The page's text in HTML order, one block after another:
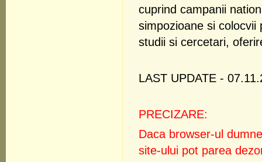
cuprind campanii
simpozioane si colocvii
studii si cercetari,
LAST UPDATE -
PRECIZARE:
Daca browser-ul
site-ului pot parea